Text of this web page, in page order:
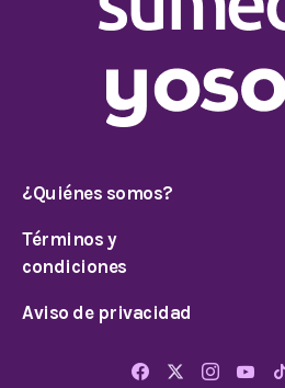
¿Quiénes somos?
Términos y
condiciones
Aviso de privacidad